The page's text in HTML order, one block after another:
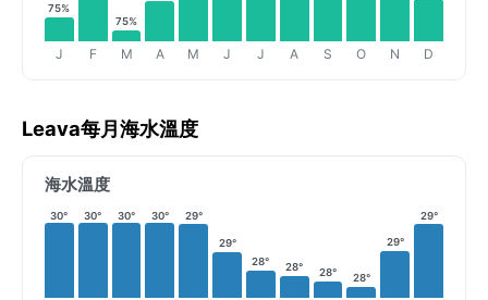
75%
J F
75%
M A M J J A S O N D
Leava每月海水溫度
海水溫度
30° 30° 30° 30° 29°
29°
28° 28°
28° 28°
29°
29°